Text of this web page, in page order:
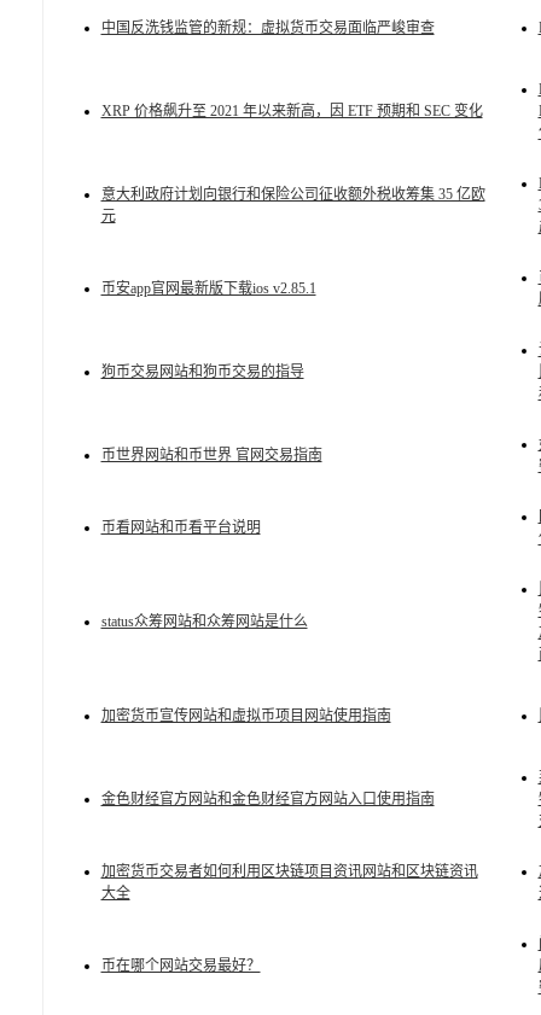
中国反洗钱监管的新规：虚拟货币交易面临严峻审查
XRP 价格飙升至 2021 年以来新高，因 ETF 预期和 SEC 变化
意大利政府计划向银行和保险公司征收额外税收筹集 35 亿欧
元
币安app官网最新版下载ios v2.85.1
狗币交易网站和狗币交易的指导
币世界网站和币世界 官网交易指南
币看网站和币看平台说明
status众筹网站和众筹网站是什么
加密货币宣传网站和虚拟币项目网站使用指南
金色财经官方网站和金色财经官方网站入口使用指南
加密货币交易者如何利用区块链项目资讯网站和区块链资讯
大全
币在哪个网站交易最好？